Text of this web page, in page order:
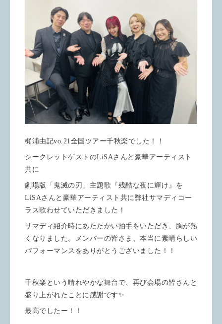
梶浦由記vo.21全国ツアー千秋楽でした！！
シークレットゲストのLiSAさんと豪華アーティスト
共に
劇場版「鬼滅の刃」主題歌『残酷な夜に輝け』を
LiSAさんと豪華アーティスト共に弊社サマディコー
ラス歌わせていただきました！
サマディ紹介時にあたたかい拍手をいただき、胸が熱
くなりました。メンバーの皆さま、本当に素晴らしい
パフォーマンスをありがとうございました！！
千秋楽という晴れやかな舞台で、再び会場の皆さんと
盛り上がれたことに感謝です✨
最高でしたー！！